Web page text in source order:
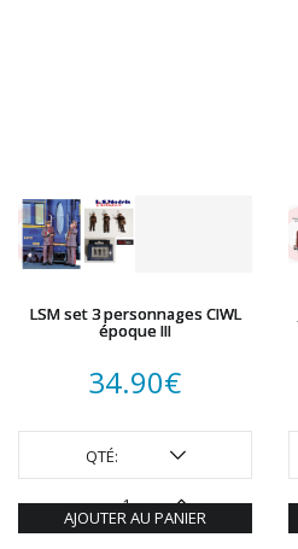
LSM set 3 personnages CIWL
époque III
34.90€
QTÉ:
AJOUTER AU PANIER